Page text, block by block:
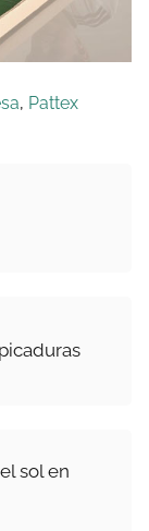
, Pattex
sol en